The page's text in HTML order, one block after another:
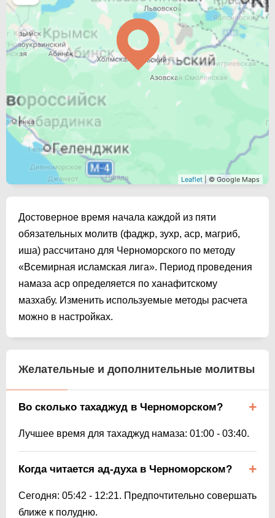
Leaflet | © Google Maps
Достоверное время начала каждой из пяти
обязательных молитв (фаджр, зухр, аср, магриб,
иша) рассчитано для Черноморского по методу
«Всемирная исламская лига». Период проведения
намаза аср определяется по ханафитскому
мазхабу. Изменить используемые методы расчета
можно в настройках.
Желательные и дополнительные молитвы
Во сколько тахаджуд в Черноморском?
Лучшее время для тахаджуд намаза: 01:00 - 03:40.
Когда читается ад-духа в Черноморском?
Сегодня: 05:42 - 12:21. Предпочтительно совершать
ближе к полудню.